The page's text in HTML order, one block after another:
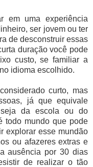
em uma experiência
ser jovem ou ter
de desconstruir essas
duração você pode
custo, se familiar a
no idioma escolhido.
curto, mas
já que equivale
da escola ou do
todo mundo que pode
explorar esse mundão
ou afazeres extras e
ausência por 30 dias
de realizar o tão